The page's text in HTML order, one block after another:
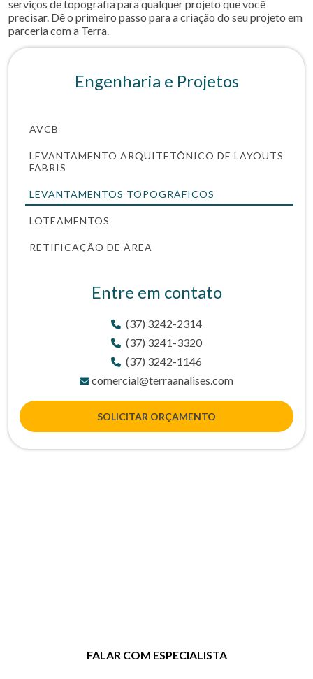
serviços de topografia para qualquer projeto que você
precisar. Dê o primeiro passo para a criação do seu projeto em
parceria com a Terra.
Engenharia e Projetos
AVCB
LEVANTAMENTO ARQUITETÔNICO DE LAYOUTS
FABRIS
LEVANTAMENTOS TOPOGRÁFICOS
LOTEAMENTOS
RETIFICAÇÃO DE ÁREA
Entre em contato
(37) 3242-2314
(37) 3241-3320
(37) 3242-1146
comercial@terraanalises.com
SOLICITAR ORÇAMENTO
FALAR COM ESPECIALISTA